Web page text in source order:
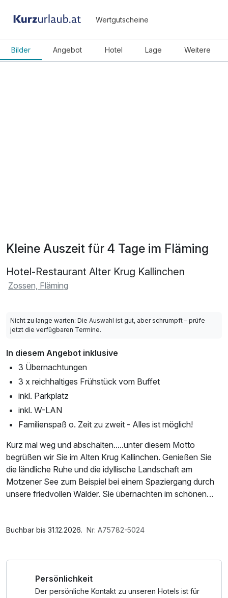
Wertgutscheine
Bilder Angebot Hotel Lage Weitere
Kleine Auszeit für 4 Tage im Fläming
Hotel-Restaurant Alter Krug Kallinchen
Zossen, Fläming
Nicht zu lange warten: Die Auswahl ist gut, aber schrumpft – prüfe
jetzt die verfügbaren Termine.
In diesem Angebot inklusive
3 Übernachtungen
3 x reichhaltiges Frühstück vom Buffet
inkl. Parkplatz
inkl. W-LAN
Familienspaß o. Zeit zu zweit - Alles ist möglich!
Kurz mal weg und abschalten.....unter diesem Motto
begrüßen wir Sie im Alten Krug Kallinchen. Genießen Sie
die ländliche Ruhe und die idyllische Landschaft am
Motzener See zum Beispiel bei einem Spaziergang durch
unsere friedvollen Wälder. Sie übernachten im schönen
kehren so entspannt in den Alltag zurück.
Rückenmassage gebucht werden.
Parkplatz, W-LAN Nutzung / Internetnutzung
Buchbar bis 31.12.2026. Nr: A75782-5024
Persönlichkeit
Der persönliche Kontakt zu unseren Hotels ist für